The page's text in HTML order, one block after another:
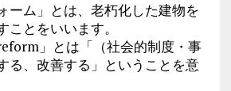
ーム」とは、老朽化した建物を
ことをいいます。
」とは「（社会的制度・事
る、改善する」ということを意